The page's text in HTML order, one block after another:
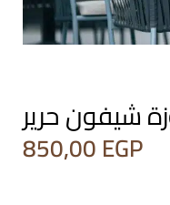
شيفون حرير
850,00EGP